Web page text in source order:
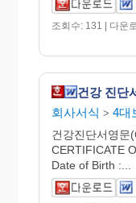
조회수: 131 | 다운
건강 진단
회사서식 > 4대
건강진단서영문
CERTIFICATE
Date of Birth :...